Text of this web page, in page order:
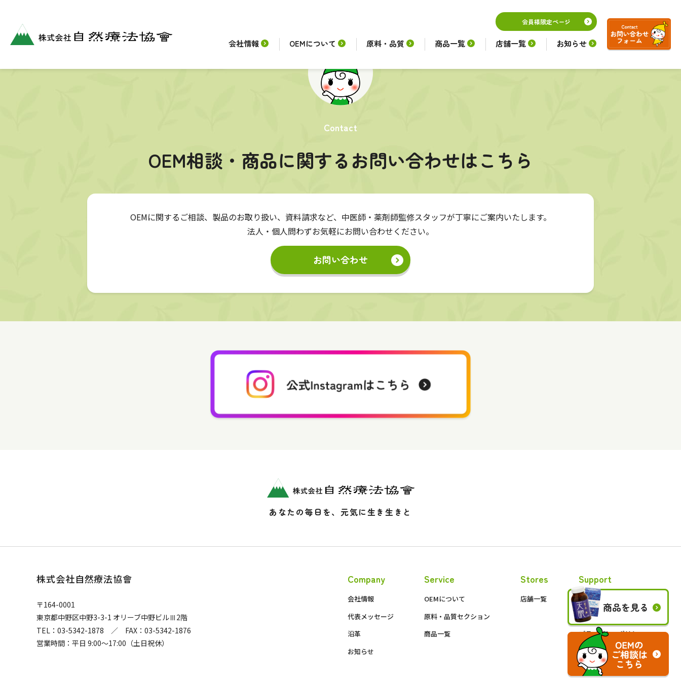
会社情報 OEMについて 原料・品質 商品一覧 店舗一覧 お知らせ
会員様限定ページ
Contact
OEM相談・商品に関するお問い合わせはこちら
OEMに関するご相談、製品のお取り扱い、資料請求など、中医師・薬剤師監修スタッフが丁寧にご案内いたします。
法人・個人問わずお気軽にお問い合わせください。
お問い合わせ
あなたの毎日を、元気に生き生きと
Company
会社情報
代表メッセージ
沿革
お知らせ
Service
OEMについて
原料・品質セクション
商品一覧
Stores
店舗一覧
Support
お問い合わせ
会員限定ページ
プライバシーポリシー
株式会社自然療法協會
〒164-0001
東京都中野区中野3-3-1 オリーブ中野ビル
2階
TEL：03-5342-1878 ／ FAX：03-5342-1876
営業時間：平日 9:00〜17:00（土日祝休）